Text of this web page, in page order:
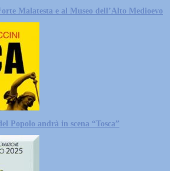
Malatesta e al Museo dell’Alto Medioevo
Popolo andrà in scena “Tosca”